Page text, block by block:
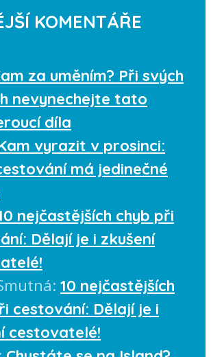
KOMENTÁŘE
za uměním? Při svých
nevynechejte tato
díla
vyrazit v prosinci:
má jedinečné
nejčastějších chyb při
Dělají je i zkušení
: 10 nejčastějších
cestování: Dělají je i
cestovatelé!